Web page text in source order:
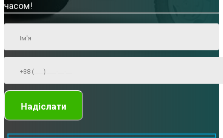
часом!